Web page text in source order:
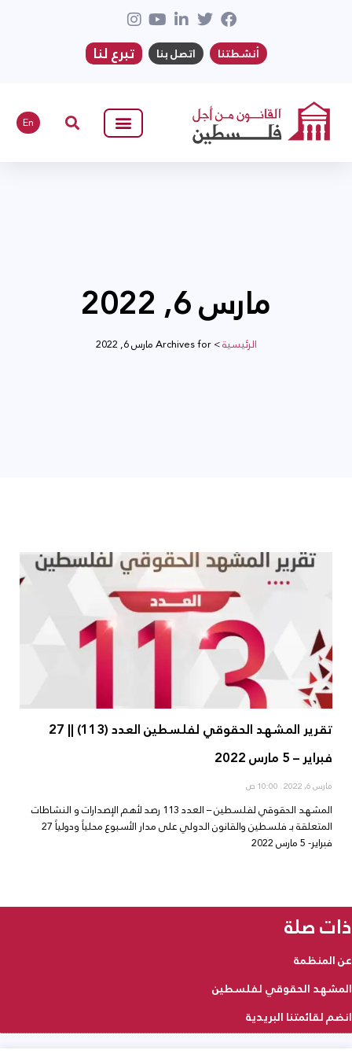
أنشطتنا اتصل بنا تبرع لنا
En
مارس 6, 2022
الرئيسية>Archives for مارس 6, 2022
تقرير المشهد الحقوقي لفلسطين العدد (113) || 27
فبراير – 5 مارس 2022
مارس 6, 2022
المشهد الحقوقي لفلسطين – العدد 113 رصد لأهم الإصدارات و النشاطات
المتعلقة بـ فلسطين والقانون الدولي على مدار الأسبوع محلياً ودولياً 27
فبراير- 5 مارس 2022
ذات صلة
عن المنظمة
المشهد الحقوقي لفلسطين
انضم لقائمتنا البريدية